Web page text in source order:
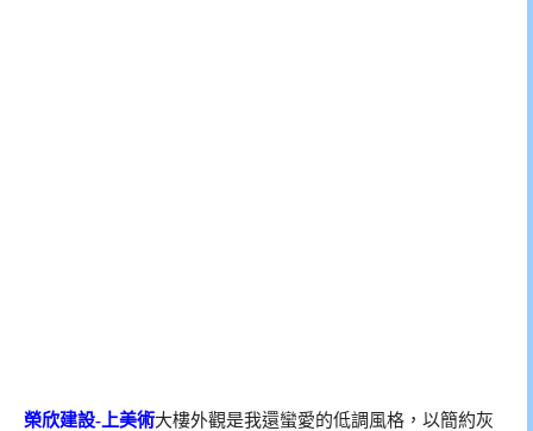
榮欣建設-上美術大樓外觀是我還蠻愛的低調風格，以簡約灰